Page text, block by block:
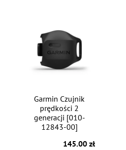
Garmin Czujnik
prędkości 2
generacji [010-
12843-00]
145.00 zł